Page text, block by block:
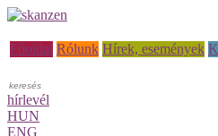
Főoldal Rólunk Hírek, események
hírlevél
HUN
ENG